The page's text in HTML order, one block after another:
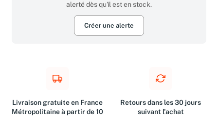
alerté dès qu'il est en stock.
Créer une alerte
Livraison gratuite en France
Métropolitaine à partir de 10
Retours dans les 30 jours
suivant l'achat